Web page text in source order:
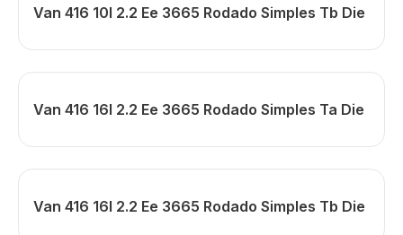
Van 416 10l 2.2 Ee 3665 Rodado Simples Tb Die
Van 416 16l 2.2 Ee 3665 Rodado Simples Ta Die
Van 416 16l 2.2 Ee 3665 Rodado Simples Tb Die